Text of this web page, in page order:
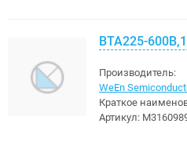
BTA225-
Производитель:
WeEn
Краткое
Артикул: